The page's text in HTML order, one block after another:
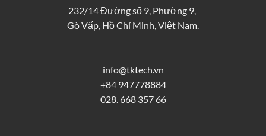
232/14 Đường số 9, Phường 9,
Gò Vấp, Hồ Chí Minh, Việt Nam.
info@tktech.vn
+84 947778884
028. 668 357 66